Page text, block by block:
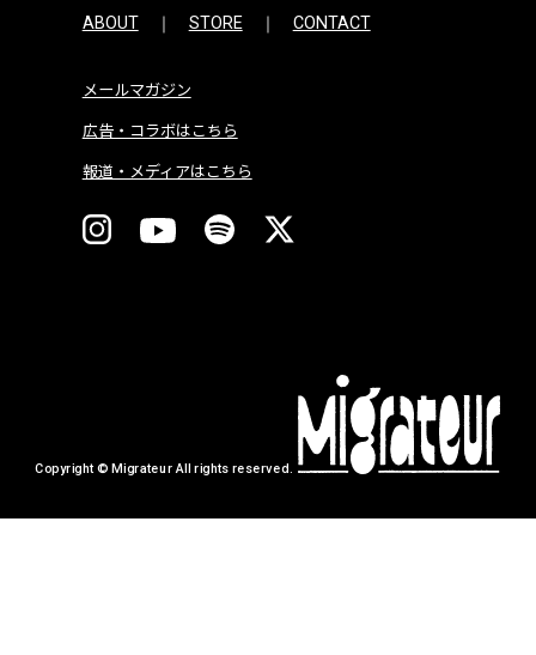
ABOUT STORE CONTACT
メールマガジン
広告・コラボはこちら
報道・メディアはこちら
Copyright © Migrateur All rights reserved.